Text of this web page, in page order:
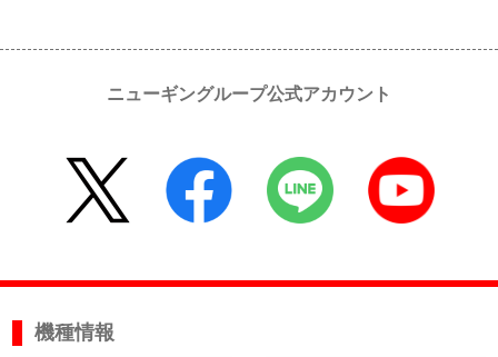
ニューギングループ公式アカウント
機種情報